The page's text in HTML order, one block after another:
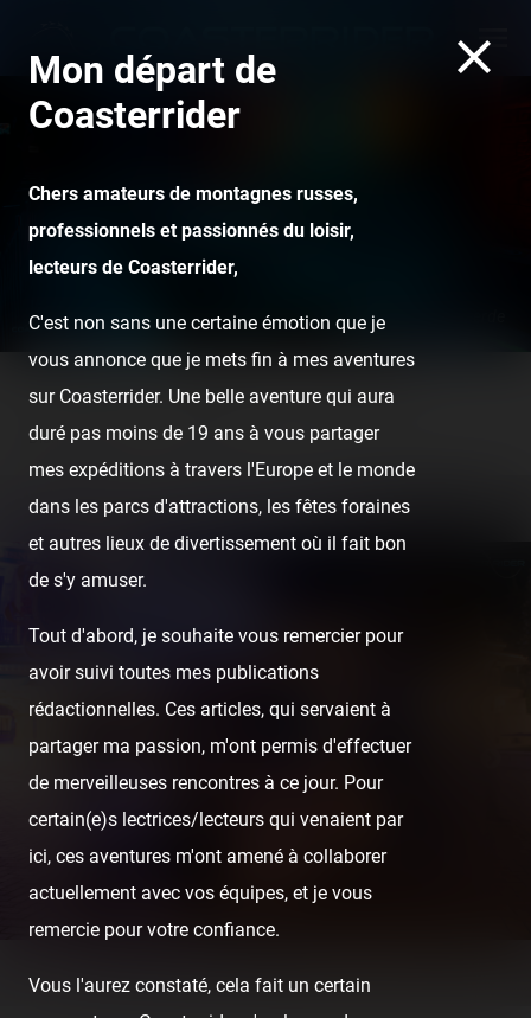
Huracan - Bellewaerde
Home Posts Instant pictures Disneyland Paris -
Disneyland Park — 7 mai 2022
Mon départ de
Coasterrider
Chers amateurs de montagnes russes,
professionnels et passionnés du loisir,
lecteurs de Coasterrider,
C'est non sans une certaine émotion que je
vous annonce que je mets fin à mes aventures
sur Coasterrider. Une belle aventure qui aura
duré pas moins de 19 ans à vous partager
mes expéditions à travers l'Europe et le monde
dans les parcs d'attractions, les fêtes foraines
et autres lieux de divertissement où il fait bon
de s'y amuser.
Tout d'abord, je souhaite vous remercier pour
avoir suivi toutes mes publications
rédactionnelles. Ces articles, qui servaient à
partager ma passion, m'ont permis d'effectuer
de merveilleuses rencontres à ce jour. Pour
certain(e)s lectrices/lecteurs qui venaient par
ici, ces aventures m'ont amené à collaborer
actuellement avec vos équipes, et je vous
remercie pour votre confiance.
Vous l'aurez constaté, cela fait un certain